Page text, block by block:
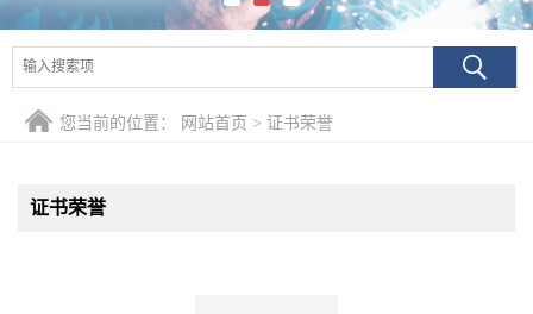
产品展厅
联系我们
您当前的位置： 网站首页 > 证书荣誉
证书荣誉